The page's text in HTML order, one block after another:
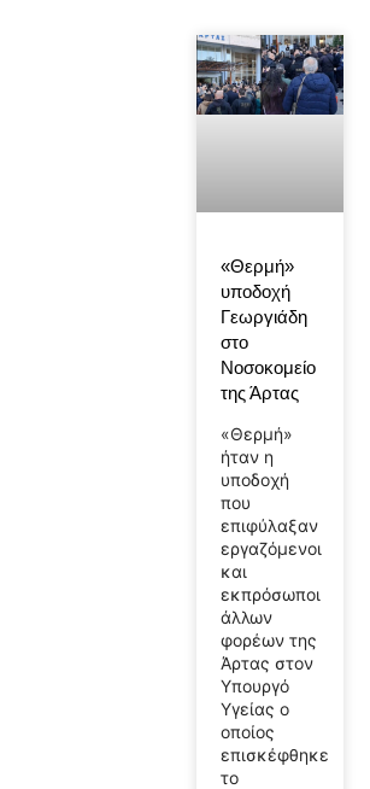
«Θερμή»
υποδοχή
Γεωργιάδη
στο
Νοσοκομείο
της Άρτας
«Θερμή»
ήταν η
υποδοχή
που
επιφύλαξαν
εργαζόμενοι
και
εκπρόσωποι
άλλων
φορέων της
Άρτας στον
Υπουργό
Υγείας ο
οποίος
επισκέφθηκε
το